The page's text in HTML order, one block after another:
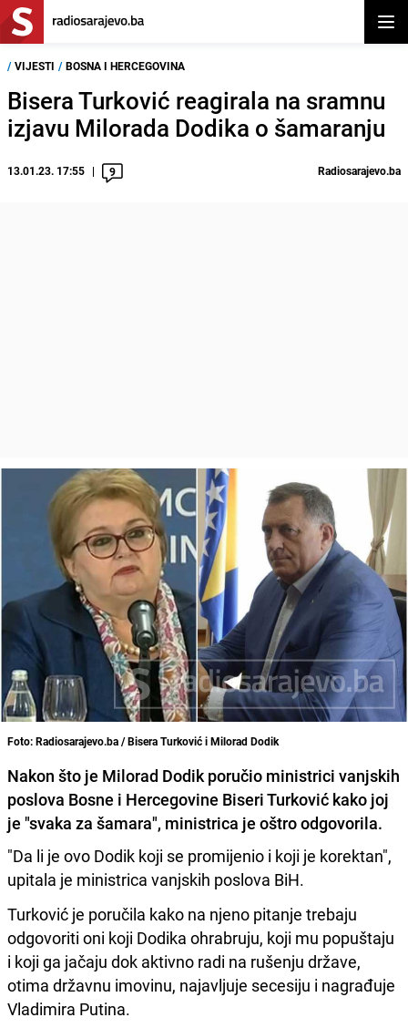
/ VIJESTI / BOSNA I HERCEGOVINA
Bisera Turković reagirala na sramnu
izjavu Milorada Dodika o šamaranju
13.01.23. 17:55 9 Radiosarajevo.ba
Foto: Radiosarajevo.ba / Bisera Turković i Milorad Dodik
Nakon što je Milorad Dodik poručio ministrici vanjskih
poslova Bosne i Hercegovine Biseri Turković kako joj
je "svaka za šamara", ministrica je oštro odgovorila.
"Da li je ovo Dodik koji se promijenio i koji je korektan",
upitala je ministrica vanjskih poslova BiH.
Turković je poručila kako na njeno pitanje trebaju
odgovoriti oni koji Dodika ohrabruju, koji mu popuštaju
i koji ga jačaju dok aktivno radi na rušenju države,
otima državnu imovinu, najavljuje secesiju i nagrađuje
Vladimira Putina.